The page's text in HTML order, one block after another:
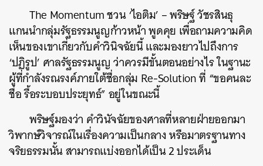
The Momentum ชวน ‘ไอติม’ – พริษฐ์ วัชรสินธุ
แกนนำกลุ่มรัฐธรรมนูญก้าวหน้า พูดคุย เพื่อถามความคิด
เห็นของเขาเกี่ยวกับคำวินิจฉัยนี้ และมองยาวไปถึงการ
‘ปฏิรูป’ ศาลรัฐธรรมนูญ ว่าควรมีขั้นตอนอย่างไร ในฐานะ
ผู้ที่กำลังรณรงค์ภายใต้ชื่อกลุ่ม Re-Solution ที่ “ขอคนละ
ชื่อ รื้อระบอบประยุทธ์” อยู่ในขณะนี้
พริษฐ์มองว่า คำวินัจฉัยของศาลที่หลายฝ่ายออกมา
วิพากษ์วิจารณ์ในเรื่องความเป็นกลาง หรือมาตรฐานทาง
จริยธรรมนั้น สามารถแบ่งออกได้เป็น 2 ประเด็น